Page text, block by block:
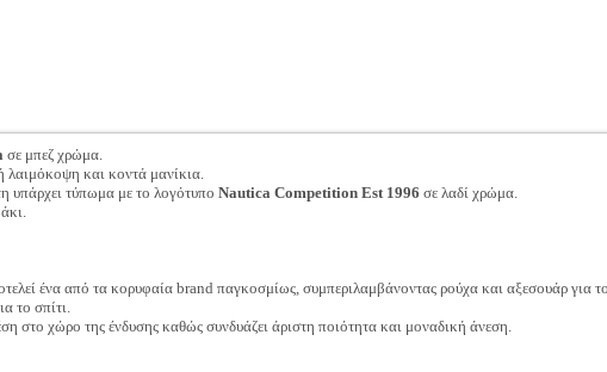
σε μπεζ χρώμα.
λαιμόκοψη και κοντά μανίκια.
υπάρχει τύπωμα με το λογότυπο Nautica Competition Est 1996 σε λαδί χρώμα.
ένα από τα κορυφαία brand παγκοσμίως, συμπεριλαμβάνοντας ρούχα και αξεσουάρ για
το σπίτι.
στο χώρο της ένδυσης καθώς συνδυάζει άριστη ποιότητα και μοναδική άνεση.